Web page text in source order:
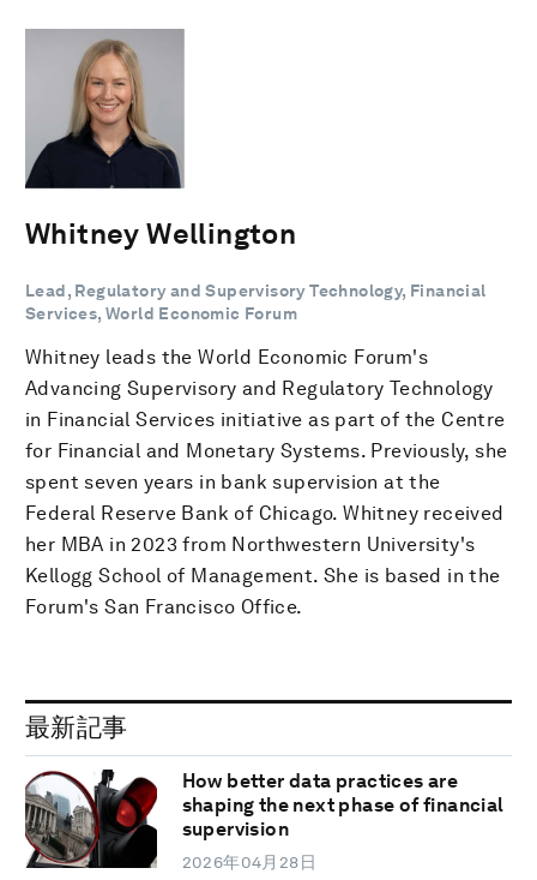
Whitney Wellington
Lead, Regulatory and Supervisory Technology, Financial
Services, World Economic Forum
Whitney leads the World Economic Forum's
Advancing Supervisory and Regulatory Technology
in Financial Services initiative as part of the Centre
for Financial and Monetary Systems. Previously, she
spent seven years in bank supervision at the
Federal Reserve Bank of Chicago. Whitney received
her MBA in 2023 from Northwestern University's
Kellogg School of Management. She is based in the
Forum's San Francisco Office.
最新記事
How better data practices are
shaping the next phase of financial
supervision
2026年04月28日